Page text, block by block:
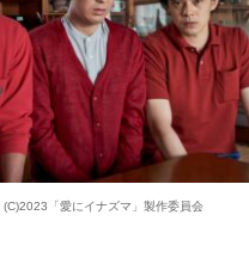
(C)2023「愛にイナズマ」製作委員会